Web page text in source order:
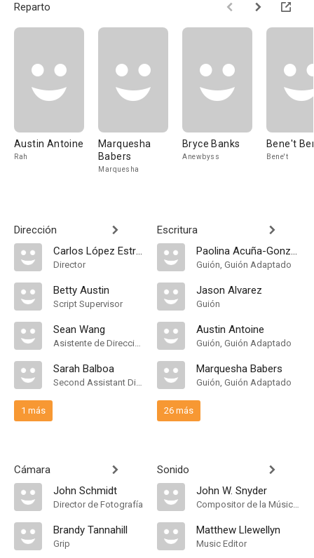
Reparto
Austin Antoine
Rah
Marquesha
Babers
Marquesha
Bryce Banks
Anewbyss
Bene't
Bene't
Dirección
Carlos López Estrada
Director
Betty Austin
Script Supervisor
Sean Wang
Asistente de Dirección
Sarah Balboa
Second Assistant Director
1 más
Cámara
John Schmidt
Director de Fotografía
Brandy Tannahill
Grip
Escritura
Paolina Acuña-González
Guión, Guión Adaptado
Jason Alvarez
Guión
Austin Antoine
Guión, Guión Adaptado
Marquesha Babers
Guión, Guión Adaptado
26 más
Sonido
John W. Snyder
Compositor de la Música Original, Música
Matthew Llewellyn
Music Editor